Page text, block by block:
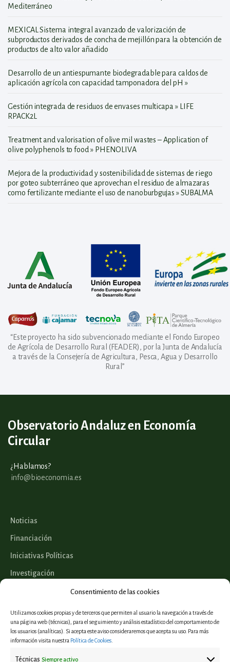
Consentimiento de las cookies
Utilizamos cookies propias y de terceros que permiten al usuario la navegación a través de
una página web (técnicas), para el seguimiento y análisis estadístico del comportamiento de
los usuarios (analíticas). Si acepta este aviso consideraremos que acepta su uso. Para más
información visita nuestra Política de Cookies
Técnicas Siempre activo
Mediterráneo
MEXICAL Sistema integral avanzado de valorización de
subproductos derivados de concha de mejillón para la obtención de
productos de alto valor añadido
Desarrollo de un antiespumante biodegradable para caldos de
aplicación agrícola con capacidad tamponadora del pH »
Gestión integrada de residuos de envases multicapa » LIFE
RPACK2L
Treatment and valorisation of olive mil wastes – Application of
olive polyphenols to food » PHENOLIVA
Mejora de la productividad y sostenibilidad de sistemas de riego
por goteo subterráneo que aprovechan el residuo de almazaras
como fertilizante mediante el uso de nanoburbgujas » SUBALMA
“Este proyecto ha sido subvencionado mediante el Fondo Europeo
de Agrícola de Desarrollo Rural (FEADER), por la Junta de Andalucía
a través de la Consejería de Agricultura, Pesca, Agua y Desarrollo
Rural”
Observatorio Andaluz en Economía
Circular
¿Hablamos?
info@bioeconomia.es
Noticias
Financiación
Iniciativas Políticas
Investigación
Proyectos